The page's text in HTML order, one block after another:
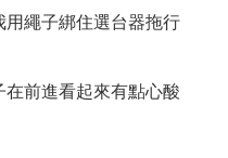
用繩子綁住選台器拖行
前進看起來有點心酸